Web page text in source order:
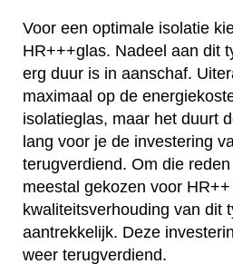
Voor een optimale isolatie
HR+++glas. Nadeel aan dit
erg duur is in aanschaf.
maximaal op de
isolatieglas, maar het duurt
lang voor je de investering
terugverdiend. Om die
meestal gekozen voor
kwaliteitsverhouding van dit
aantrekkelijk. Deze
weer terugverdiend.